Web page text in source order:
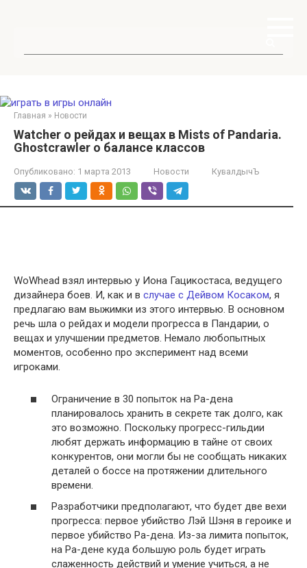
Главная » Новости
Watcher о рейдах и вещах в Mists of Pandaria.
Ghostcrawler о балансе классов
Опубликовано: 1 марта 2013 Новости КувалдычЪ
WoWhead взял интервью у Иона Гацикостаса, ведущего
дизайнера боев. И, как и в случае с Дейвом Косаком, я
предлагаю вам выжимки из этого интервью. В основном
речь шла о рейдах и модели прогресса в Пандарии, о
вещах и улучшении предметов. Немало любопытных
моментов, особенно про эксперимент над всеми
игроками.
Ограничение в 30 попыток на Ра-дена
планировалось хранить в секрете так долго, как
это возможно. Поскольку прогресс-гильдии
любят держать информацию в тайне от своих
конкурентов, они могли бы не сообщать никаких
деталей о боссе на протяжении длительного
времени.
Разработчики предполагают, что будет две вехи
прогресса: первое убийство Лэй Шэня в героике и
первое убийство Ра-дена. Из-за лимита попыток,
на Ра-дене куда большую роль будет играть
слаженность действий и умение учиться, а не